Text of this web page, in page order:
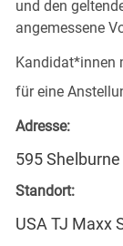
und den
angemessene
Kandidat*innen
für eine
Adresse:
595 Shelburne
Standort:
USA TJ Maxx